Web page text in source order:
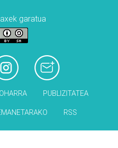
garatua
PUBLIZITATEA
RSS